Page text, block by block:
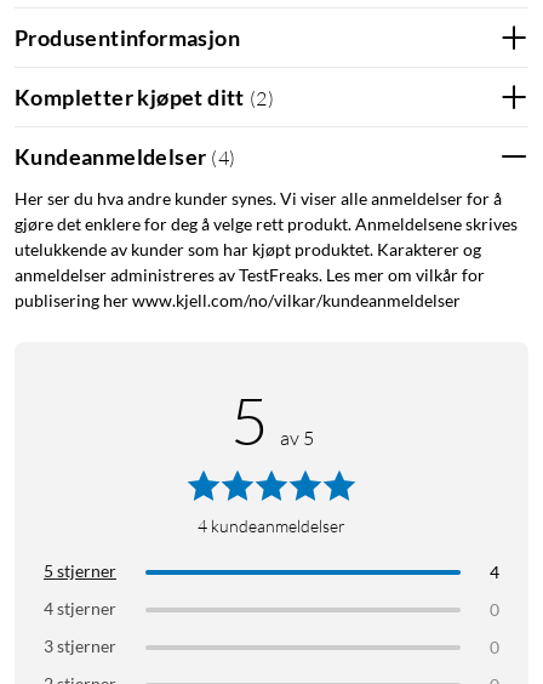
Produsentinformasjon
Kompletter kjøpet ditt (2)
Kundeanmeldelser (4)
Her ser du hva andre kunder synes. Vi viser alle anmeldelser for å
gjøre det enklere for deg å velge rett produkt. Anmeldelsene skrives
utelukkende av kunder som har kjøpt produktet. Karakterer og
anmeldelser administreres av TestFreaks. Les mer om vilkår for
publisering her www.kjell.com/no/vilkar/kundeanmeldelser
5 av 5
4 kundeanmeldelser
5 stjerner
4
4 stjerner
0
3 stjerner
0